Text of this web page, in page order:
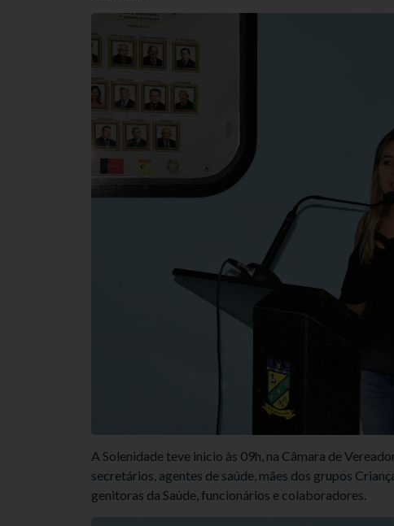
A Solenidade teve inicio às 09h, na Câmara de
secretários, agentes de saúde, mães dos grupos
genitoras da Saúde, funcionários e colaboradores.